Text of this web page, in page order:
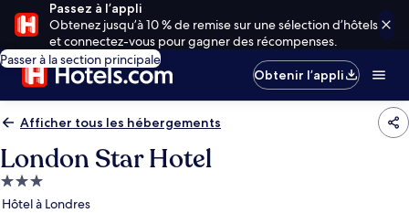
Passez à l’appli
Obtenez jusqu’à 10 % de remise sur une sélection d’hôtels
et connectez-vous pour gagner des récompenses.
Passer à la section principale
Obtenir l’appli
Afficher tous les hébergements
London Star Hotel
Hébergement
3.0 étoiles
Hôtel à Londres